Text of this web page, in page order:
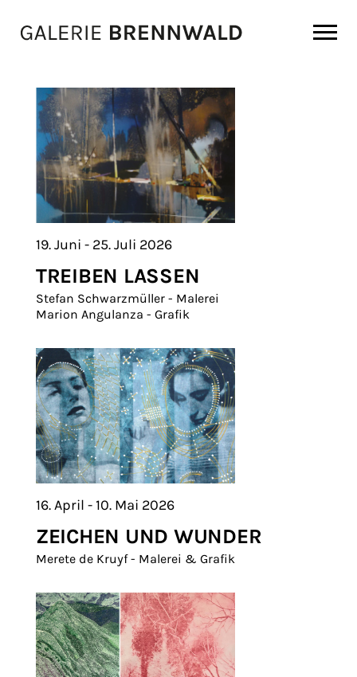
19. Juni - 25. Juli 2026
TREIBEN LASSEN
Stefan Schwarzmüller - Malerei
Marion Angulanza - Grafik
16. April - 10. Mai 2026
ZEICHEN UND WUNDER
Merete de Kruyf - Malerei & Grafik